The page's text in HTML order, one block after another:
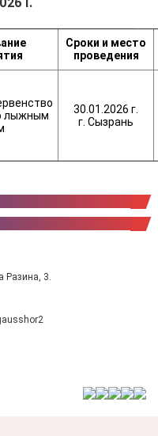
Сроки и место
проведения
лыжным
30.01.2026 г.
г. Сызрань
Разина, 3.